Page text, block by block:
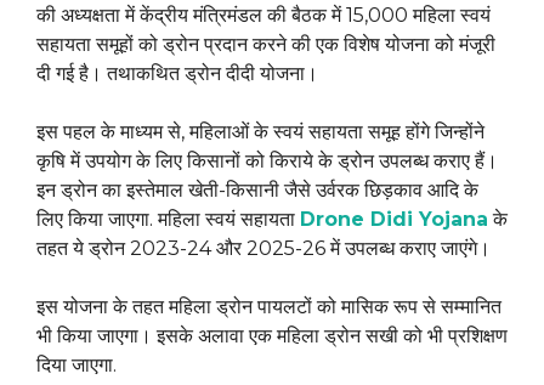
की अध्यक्षता में केंद्रीय मंत्रिमंडल की बैठक में 15,000 महिला स्वयं
सहायता समूहों को ड्रोन प्रदान करने की एक विशेष योजना को मंजूरी
दी गई है। तथाकथित ड्रोन दीदी योजना।
इस पहल के माध्यम से, महिलाओं के स्वयं सहायता समूह होंगे जिन्होंने
कृषि में उपयोग के लिए किसानों को किराये के ड्रोन उपलब्ध कराए हैं।
इन ड्रोन का इस्तेमाल खेती-किसानी जैसे उर्वरक छिड़काव आदि के
लिए किया जाएगा. महिला स्वयं सहायता Drone Didi Yojana के
तहत ये ड्रोन 2023-24 और 2025-26 में उपलब्ध कराए जाएंगे।
इस योजना के तहत महिला ड्रोन पायलटों को मासिक रूप से सम्मानित
भी किया जाएगा। इसके अलावा एक महिला ड्रोन सखी को भी प्रशिक्षण
दिया जाएगा.